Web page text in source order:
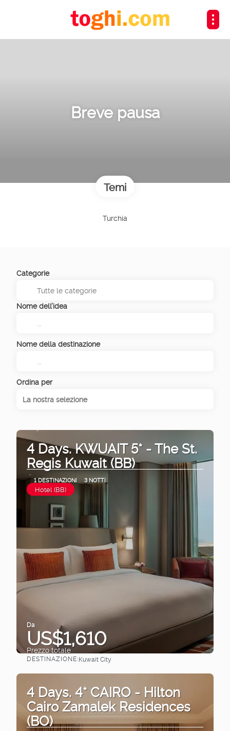
Breve pausa
Temi
Turchia
Categorie
Nome dell’idea
Nome della destinazione
Ordina per
La nostra selezione
4 Days. KWUAIT 5* - The St.
Regis Kuwait (BB)
1 DESTINAZIONI 3 NOTTI
Hotel (BB)
Da
US$1,610
Prezzo totale
Vedere
DESTINAZIONE:Kuwait City
4 Days. 4* CAIRO - Hilton
Cairo Zamalek Residences
(BO)